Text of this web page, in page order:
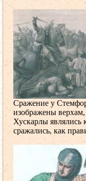
Сражение у
изображены
Хускарлы
сражались, как